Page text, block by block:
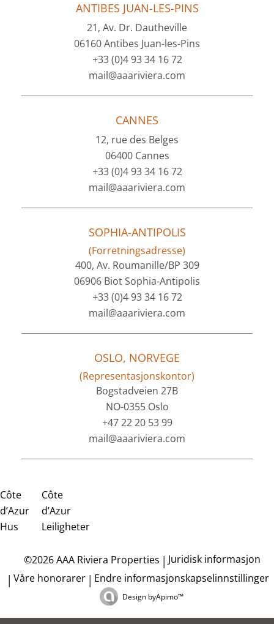
ANTIBES JUAN-LES-PINS
21, Av. Dr. Dautheville
06160 Antibes Juan-les-Pins
+33 (0)4 93 34 16 72
mail@aaariviera.com
CANNES
12, rue des Belges
06400 Cannes
+33 (0)4 93 34 16 72
mail@aaariviera.com
SOPHIA-ANTIPOLIS
(Forretningsadresse)
400, Av. Roumanille/BP 309
06906 Biot Sophia-Antipolis
+33 (0)4 93 34 16 72
mail@aaariviera.com
OSLO, NORVEGE
(Representasjonskontor)
Bogstadveien 27B
NO-0355 Oslo
+47 22 20 53 99
mail@aaariviera.com
Côte
d’Azur
Hus
Côte
d’Azur
Leiligheter
©2026 AAA Riviera Properties
Juridisk informasjon
Våre honorarer
Endre informasjonskapselinnstillinger
Design byApimo™